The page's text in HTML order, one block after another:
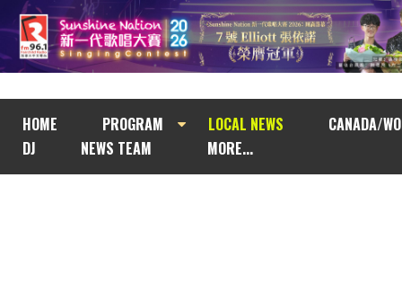
HOME PROGRAM LOCAL NEWS
CANADA/
DJ
NEWS TEAM MORE...